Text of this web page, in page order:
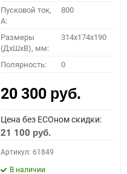
Пусковой ток,
A:
800
Размеры
(ДхШхВ), мм:
314x174x190
Полярность: 0
20 300 руб.
Цена без ECOном скидки:
21 100 руб.
Артикул: 61849
В наличии